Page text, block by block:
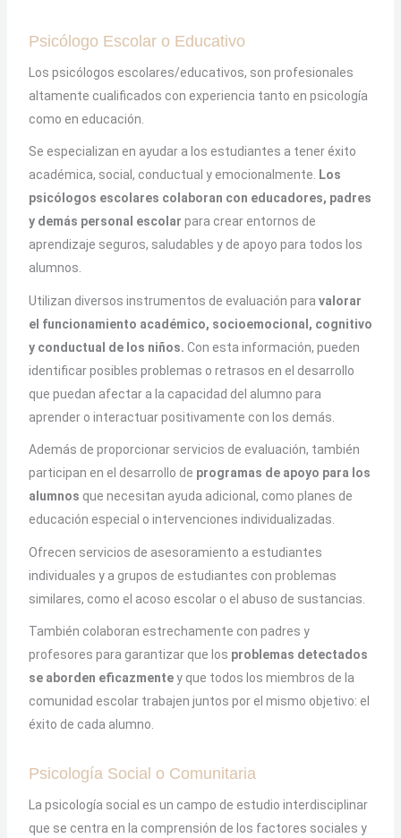
Psicólogo Escolar o Educativo
Los psicólogos escolares/educativos, son profesionales
altamente cualificados con experiencia tanto en psicología
como en educación.
Se especializan en ayudar a los estudiantes a tener éxito
académica, social, conductual y emocionalmente.
Los
psicólogos escolares colaboran con educadores, padres
y demás personal escolar para crear entornos de
aprendizaje seguros, saludables y de apoyo para todos los
alumnos.
Utilizan diversos instrumentos de evaluación para valorar
el funcionamiento académico, socioemocional, cognitivo
y conductual de los niños. Con esta información, pueden
identificar posibles problemas o retrasos en el desarrollo
que puedan afectar a la capacidad del alumno para
aprender o interactuar positivamente con los demás.
Además de proporcionar servicios de evaluación, también
participan en el desarrollo de programas de apoyo para los
alumnos que necesitan ayuda adicional, como planes de
educación especial o intervenciones individualizadas.
Ofrecen servicios de asesoramiento a estudiantes
individuales y a grupos de estudiantes con problemas
similares, como el acoso escolar o el abuso de sustancias.
También colaboran estrechamente con padres y
profesores para garantizar que los problemas detectados
se aborden eficazmentey que todos los miembros de la
comunidad escolar trabajen juntos por el mismo objetivo: el
éxito de cada alumno.
Psicología Social o Comunitaria
La psicología social es un campo de estudio interdisciplinar
que se centra en la comprensión de los factores sociales y